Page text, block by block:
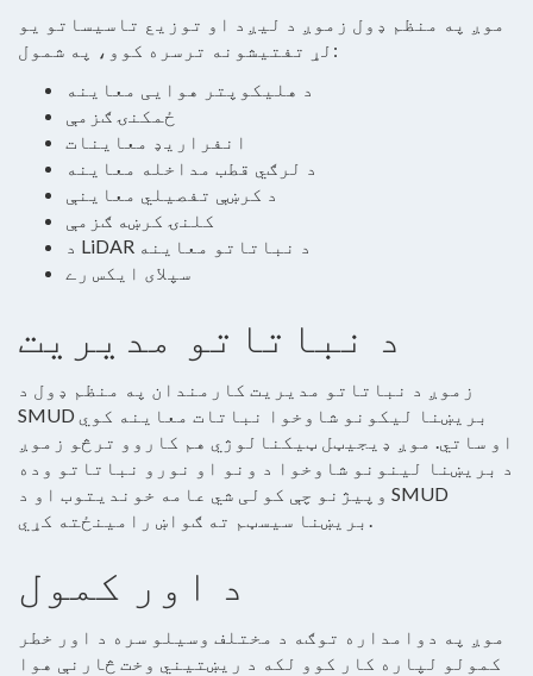
موږ په منظم ډول زموږ د لیږد او توزیع تاسیساتو یو
لړ تفتیشونه ترسره کوو، په شمول :
د هلیکوپتر هوایی معاینه
ځمکنۍ ګزمې
انفراريډ معاينات
د لرګي قطب مداخله معاینه
د کرښې تفصيلي معاینې
کلنۍ کرښه ګزمې
د LiDAR د نباتاتو معاینه
سپلای ایکس رے
د نباتاتو مدیریت
زموږ د نباتاتو مدیریت کارمندان په منظم ډول د
SMUD بریښنا لیکونو شاوخوا نباتات معاینه کوي
او ساتي. موږ ډیجیټل ټیکنالوژي هم کاروو ترڅو زموږ
د بریښنا لینونو شاوخوا د ونو او نورو نباتاتو وده
وپیژنو چې کولی شي عامه خوندیتوب او د SMUD
بریښنا سیسټم ته ګواښ رامینځته کړي.
د اور کمول
موږ په دوامداره توګه د مختلف وسیلو سره د اور خطر
کمولو لپاره کار کوو لکه د ریښتیني وخت څارنې هوا